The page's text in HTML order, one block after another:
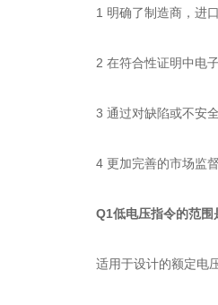
1 明确了制造商，进
2 在符合性证明中电
3 通过对缺陷或不安
4 更加完善的市场监
Q1低电压指令的范围
适用于设计的额定电